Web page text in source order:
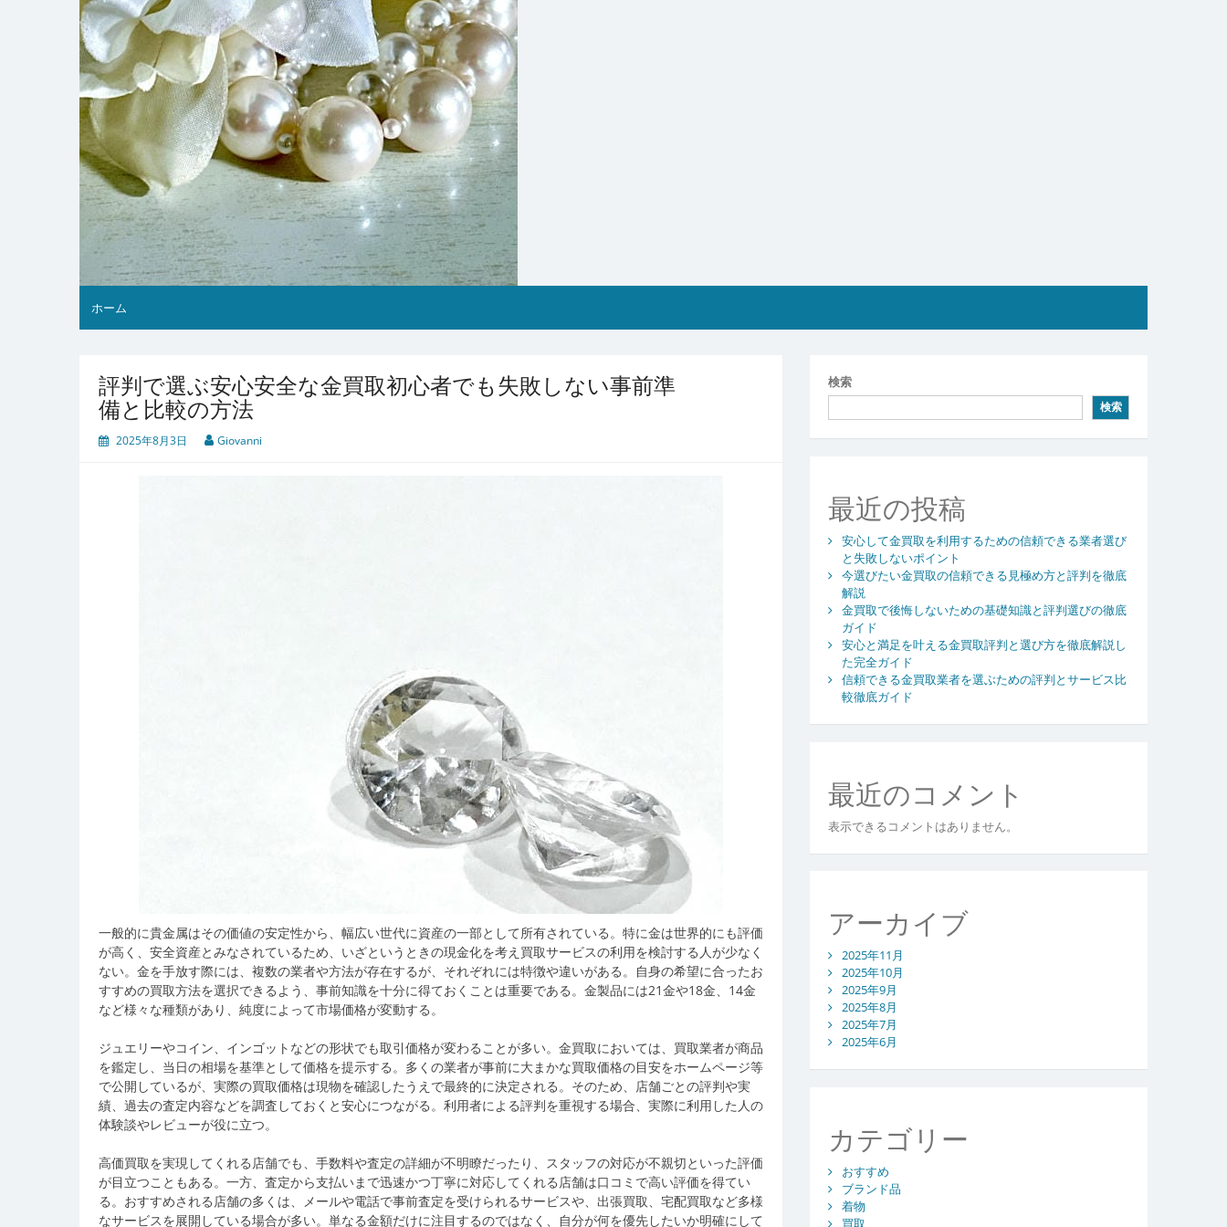
ホーム
評判で選ぶ安心安全な金買取初心者でも失敗しない事前準
備と比較の方法
2025年8月3日 Giovanni
一般的に貴金属はその価値の安定性から、幅広い世代に資産の一部として所有されている。 特に金は世界的にも評価
が高く、安全資産とみなされているため、いざというときの現金化を考え買取サービスの利用を検討する人が少なく
ない。金を手放す際には、複数の業者や方法が存在するが、それぞれには特徴や違いがある。自身の希望に合ったお
すすめの買取方法を選択できるよう、事前知識を十分に得ておくことは重要である。金製品には21金や18金、14金
など様々な種類があり、純度によって市場価格が変動する。
ジュエリーやコイン、インゴットなどの形状でも取引価格が変わることが多い。金買取においては、買取業者が商品
を鑑定し、当日の相場を基準として価格を提示する。多くの業者が事前に大まかな買取価格の目安をホームページ等
で公開しているが、実際の買取価格は現物を確認したうえで最終的に決定される。そのため、店舗ごとの評判や実
績、過去の査定内容などを調査しておくと安心につながる。利用者による評判を重視する場合、実際に利用した人の
体験談やレビューが役に立つ。
高価買取を実現してくれる店舗でも、手数料や査定の詳細が不明瞭だったり、スタッフの対応が不親切といった評価
が目立つこともある。一方、査定から支払いまで迅速かつ丁寧に対応してくれる店舗は口コミで高い評価を得てい
る。おすすめされる店舗の多くは、メールや電話で事前査定を受けられるサービスや、出張買取、宅配買取など多様
なサービスを展開している場合が多い。単なる金額だけに注目するのではなく、自分が何を優先したいか明確にして
検索
検索
最近の投稿
安心して金買取を利用するための信頼できる業者選び
と失敗しないポイント
今選びたい金買取の信頼できる見極め方と評判を徹底
解説
金買取で後悔しないための基礎知識と評判選びの徹底
ガイド
安心と満足を叶える金買取評判と選び方を徹底解説し
た完全ガイド
信頼できる金買取業者を選ぶための評判とサービス比
較徹底ガイド
最近のコメント
表示できるコメントはありません。
アーカイブ
2025年11月
2025年10月
2025年9月
2025年8月
2025年7月
2025年6月
カテゴリー
おすすめ
ブランド品
着物
買取